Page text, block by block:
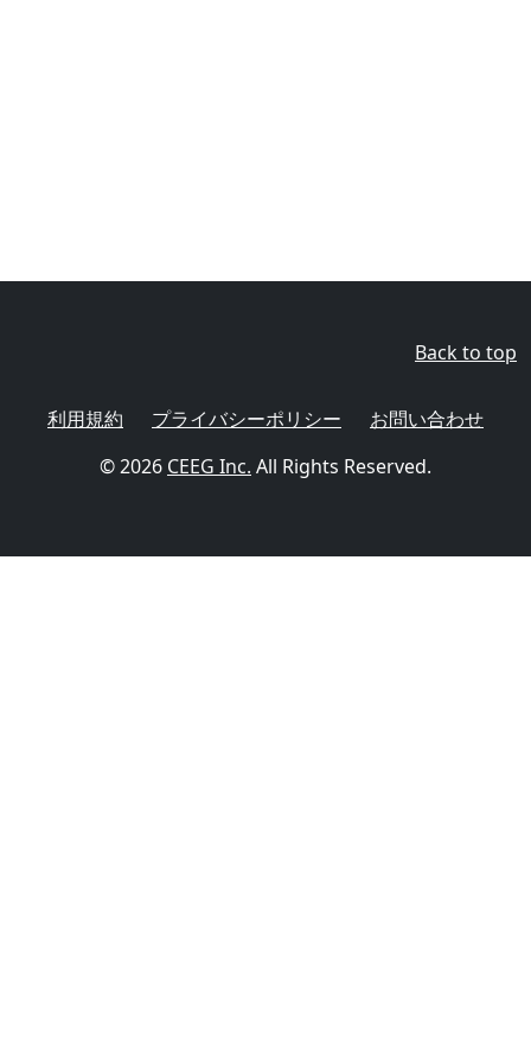
Back to top
利用規約 プライバシーポリシー
お問い合わせ
© 2026 CEEG Inc. All Rights Reserved.